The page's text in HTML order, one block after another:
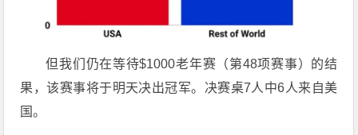
但我们仍在等待$1000老年赛（第48项赛事）的结
果，该赛事将于明天决出冠军。决赛桌7人中6人来自美
国。